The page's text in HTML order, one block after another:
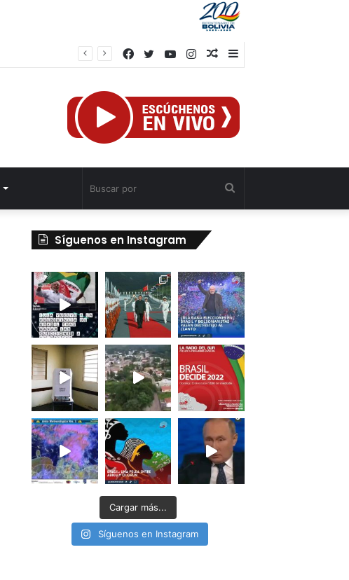
Barra
Publicación
azar
Instagram
YouTube
Twitter
Facebook
Síguenos en Instagram
Cargar más...
Síguenos en Instagram